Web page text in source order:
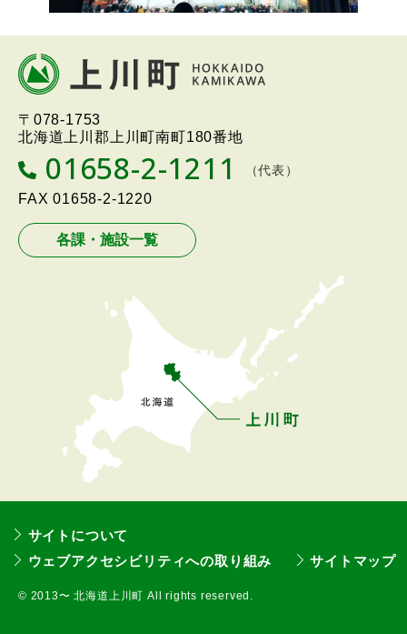
Twon
〒078-1753
北海道上川郡上川町南町180番地
T
E
L
01658-2-1211 （代表）
FAX 01658-2-1220
各課・施設一覧
サイトについて
ウェブアクセシビリティへの取り組み
サイトマップ
© 2013〜 北海道上川町 All rights reserved.